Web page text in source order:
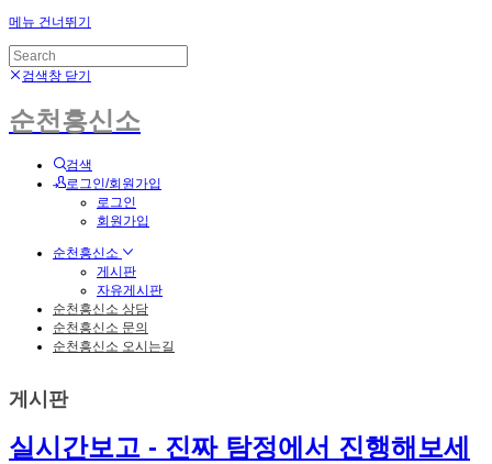
메뉴 건너뛰기
검색창 닫기
순천흥신소
검색
로그인/회원가입
로그인
회원가입
순천흥신소
게시판
자유게시판
순천흥신소 상담
순천흥신소 문의
순천흥신소 오시는길
게시판
실시간보고 - 진짜 탐정에서 진행해보세